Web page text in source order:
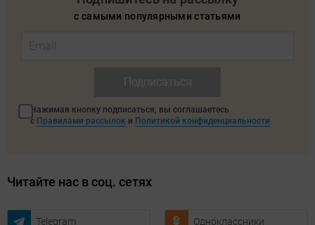
с самыми популярными статьями
Нажимая кнопку подписаться, вы соглашаетесь
с Правилами рассылок и Политикой конфиденциальности
Читайте нас в соц. сетях
Telegram Одноклассники